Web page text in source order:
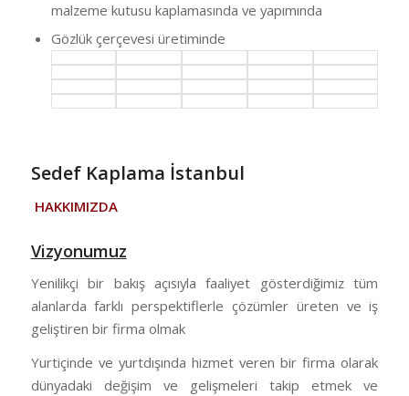
malzeme kutusu kaplamasında ve yapımında
Gözlük çerçevesi üretiminde
Sedef Kaplama İstanbul
HAKKIMIZDA
Vizyonumuz
Yenilikçi bir bakış açısıyla faaliyet gösterdiğimiz tüm
alanlarda farklı perspektiflerle çözümler üreten ve iş
geliştiren bir firma olmak
Yurtiçinde ve yurtdışında hizmet veren bir firma olarak
dünyadaki değişim ve gelişmeleri takip etmek ve